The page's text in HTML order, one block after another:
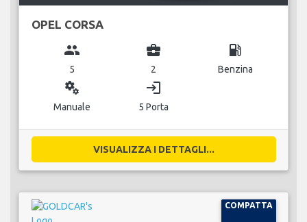
OPEL CORSA
group
5
business_center
2
local_gas_station
Benzina
miscellaneous_services
Manuale
login
5 Porta
VISUALIZZA I DETTAGLI...
COMPATTA